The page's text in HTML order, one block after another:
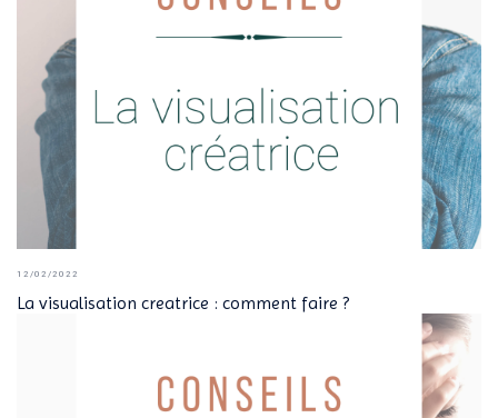
12/02/2022
La visualisation creatrice : comment faire ?